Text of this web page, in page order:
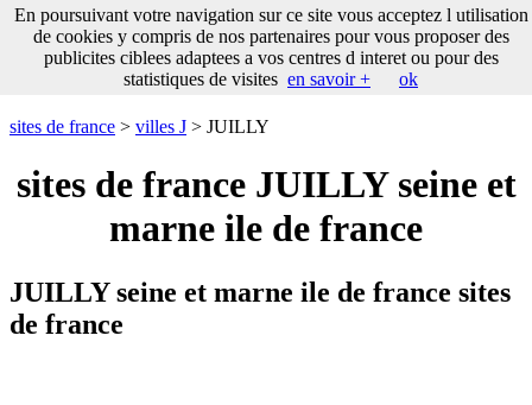
sites
france
par
H
I J K L M
N
R S T
U
___
___
___ sites de france
sites de france > villes J > JUILLY
sites de france JUILLY seine et
marne ile de france
JUILLY seine et marne ile de france sites
de france
En poursuivant votre navigation sur ce site vous acceptez l utilisation
de cookies y compris de nos partenaires pour vous proposer des
publicites ciblees adaptees a vos centres d interet ou pour des
statistiques de visites en savoir + ok